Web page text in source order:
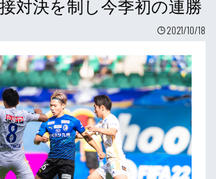
対決を制し今季初の連勝
2021/10/18